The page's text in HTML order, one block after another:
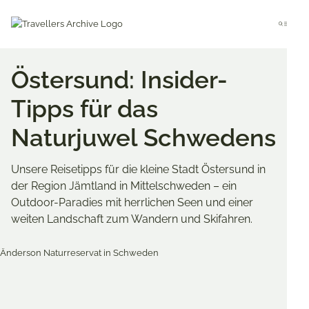
Menu
Östersund: Insider-
Tipps für das
Naturjuwel Schwedens
Unsere Reisetipps für die kleine Stadt Östersund in
der Region Jämtland in Mittelschweden – ein
Outdoor-Paradies mit herrlichen Seen und einer
weiten Landschaft zum Wandern und Skifahren.